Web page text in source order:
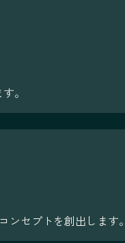
。
ンセプトを創出します。